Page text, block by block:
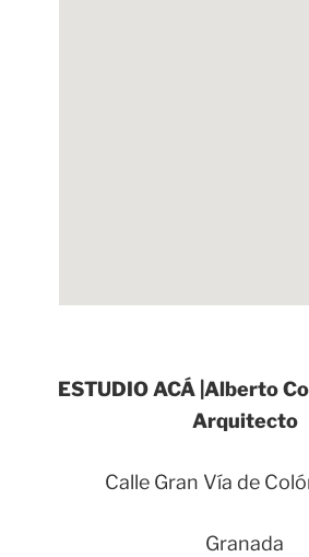
embed
ESTUDIO ACÁ |Alberto
Arquitecto
Calle Gran Vía de
Granada